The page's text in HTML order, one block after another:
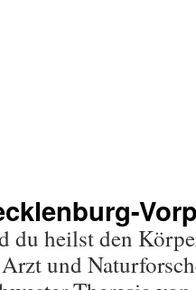
du heilst den
und